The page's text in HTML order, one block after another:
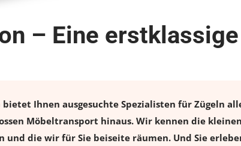
– Eine
bietet Ihnen ausgesuchte Spezialisten für Zügeln
Möbeltransport hinaus. Wir kennen die
und die wir für Sie beiseite räumen. Und Sie